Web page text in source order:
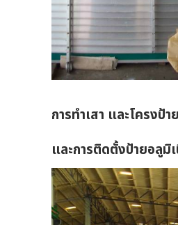
การทำเสา และโครงป้
และการติดตั้งป้ายอลู